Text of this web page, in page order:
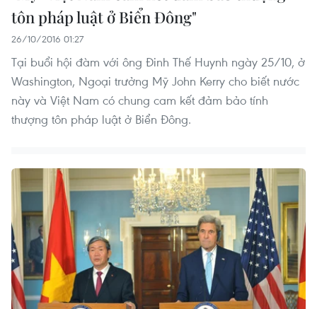
tôn pháp luật ở Biển Đông"
26/10/2016 01:27
Tại buổi hội đàm với ông Đinh Thế Huynh ngày 25/10, ở
Washington, Ngoại trưởng Mỹ John Kerry cho biết nước
này và Việt Nam có chung cam kết đảm bảo tính
thượng tôn pháp luật ở Biển Đông.